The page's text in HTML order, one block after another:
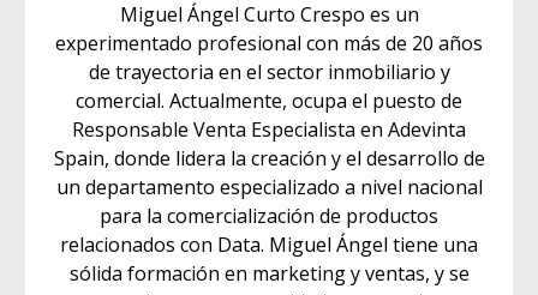
Miguel Ángel Curto Crespo es un
experimentado profesional con más de 20 años
de trayectoria en el sector inmobiliario y
comercial. Actualmente, ocupa el puesto de
Responsable Venta Especialista en Adevinta
Spain, donde lidera la creación y el desarrollo de
un departamento especializado a nivel nacional
para la comercialización de productos
relacionados con Data. Miguel Ángel tiene una
sólida formación en marketing y ventas, y se